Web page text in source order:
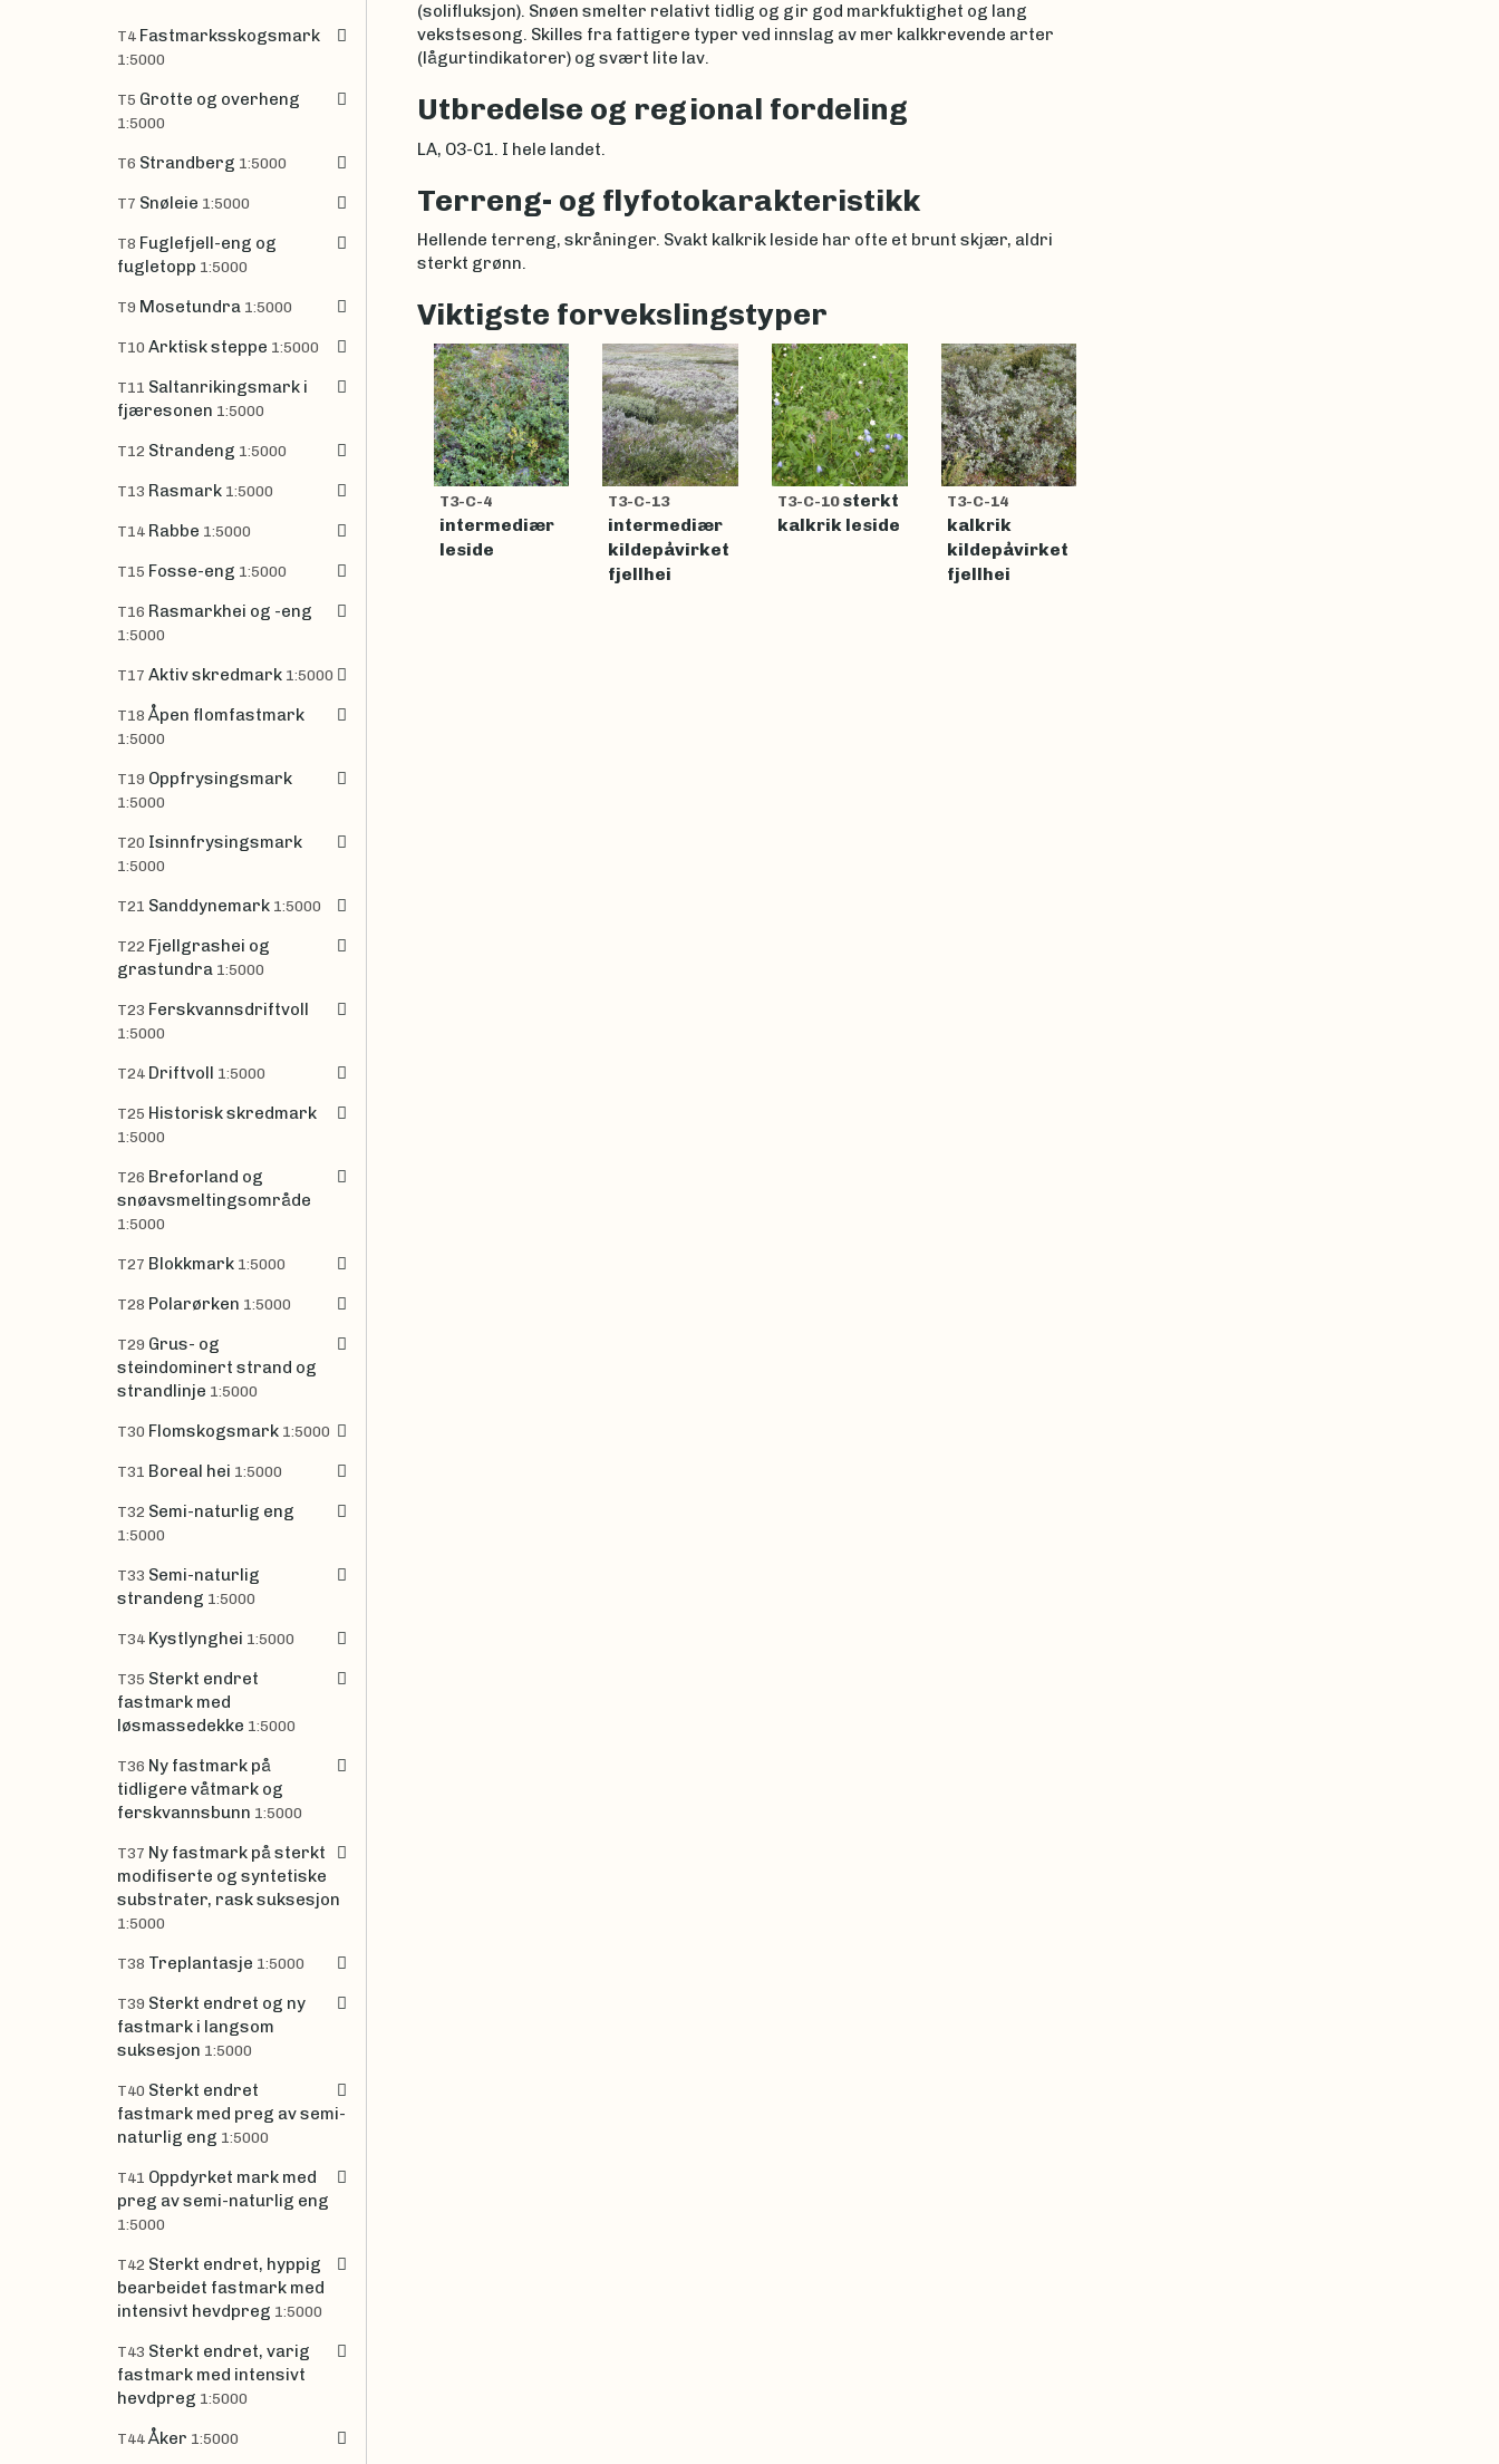
(solifluksjon). Snøen smelter relativt tidlig og gir god markfuktighet og lang
vekstsesong. Skilles fra fattigere typer ved innslag av mer kalkkrevende arter
(lågurtindikatorer) og svært lite lav.
Utbredelse og regional fordeling
LA, O3-C1. I hele landet.
Terreng- og flyfotokarakteristikk
Hellende terreng, skråninger. Svakt kalkrik leside har ofte et brunt skjær, aldri
sterkt grønn.
Viktigste forvekslingstyper
T3-C-4
intermediær
leside
T3-C-13
intermediær
kildepåvirket
fjellhei
T3-C-10sterkt
kalkrik leside
T3-C-14
kalkrik
kildepåvirket
fjellhei
T4 Fastmarksskogsmark
1:5000
T5 Grotte og overheng
1:5000
T6 Strandberg 1:5000
T7 Snøleie 1:5000
T8 Fuglefjell-eng og
fugletopp 1:5000
T9 Mosetundra 1:5000
T10 Arktisk steppe 1:5000
T11 Saltanrikingsmark i
fjæresonen 1:5000
T12 Strandeng 1:5000
T13 Rasmark 1:5000
T14 Rabbe 1:5000
T15 Fosse-eng 1:5000
T16 Rasmarkhei og -eng
1:5000
T17 Aktiv skredmark 1:5000
T18Åpen flomfastmark
1:5000
T19 Oppfrysingsmark
1:5000
T20 Isinnfrysingsmark
1:5000
T21 Sanddynemark 1:5000
T22 Fjellgrashei og
grastundra 1:5000
T23 Ferskvannsdriftvoll
1:5000
T24 Driftvoll 1:5000
T25 Historisk skredmark
1:5000
T26 Breforland og
snøavsmeltingsområde
1:5000
T27 Blokkmark 1:5000
T28 Polarørken 1:5000
T29 Grus- og
steindominert strand og
strandlinje 1:5000
T30 Flomskogsmark 1:5000
T31 Boreal hei 1:5000
T32 Semi-naturlig eng
1:5000
T33 Semi-naturlig
strandeng 1:5000
T34 Kystlynghei 1:5000
T35 Sterkt endret
fastmark med
løsmassedekke 1:5000
T36 Ny fastmark på
tidligere våtmark og
ferskvannsbunn 1:5000
T37 Ny fastmark på sterkt
modifiserte og syntetiske
substrater, rask suksesjon
1:5000
T38 Treplantasje 1:5000
T39 Sterkt endret og ny
fastmark i langsom
suksesjon 1:5000
T40 Sterkt endret
fastmark med preg av semi-
naturlig eng 1:5000
T41 Oppdyrket mark med
preg av semi-naturlig eng
1:5000
T42 Sterkt endret, hyppig
bearbeidet fastmark med
intensivt hevdpreg 1:5000
T43 Sterkt endret, varig
fastmark med intensivt
hevdpreg 1:5000
T44Åker 1:5000